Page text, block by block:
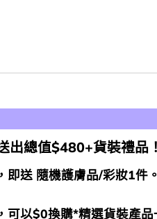
出總值$480+貨裝禮品！
送 隨機護膚品/彩妝1件。
以$0換購*精選貨裝產品